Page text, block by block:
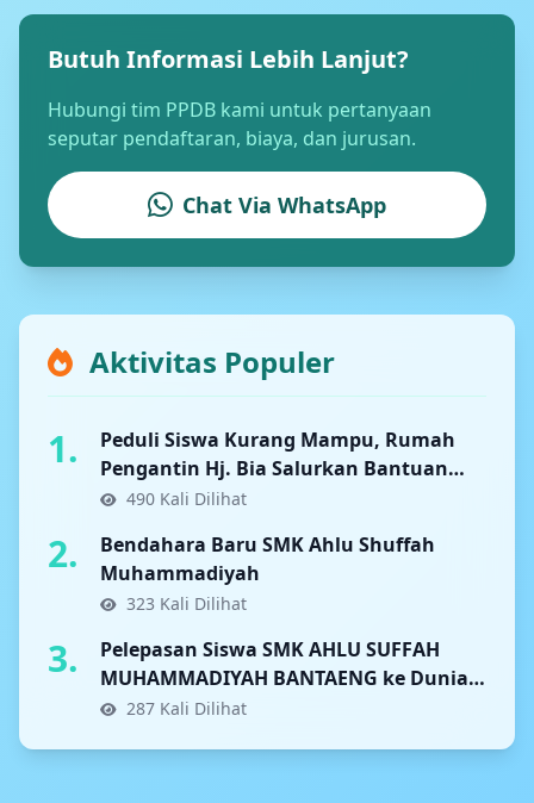
Butuh Informasi Lebih Lanjut?
Hubungi tim PPDB kami untuk pertanyaan
seputar pendaftaran, biaya, dan jurusan.
Chat Via WhatsApp
Aktivitas Populer
1.
Peduli Siswa Kurang Mampu, Rumah
Pengantin Hj. Bia Salurkan Bantuan
Seragam dan Buku di SMK Ahlu Suffah
490 Kali Dilihat
2.
Bendahara Baru SMK Ahlu Shuffah
Muhammadiyah
323 Kali Dilihat
3.
Pelepasan Siswa SMK AHLU SUFFAH
MUHAMMADIYAH BANTAENG ke Dunia
Industri
287 Kali Dilihat